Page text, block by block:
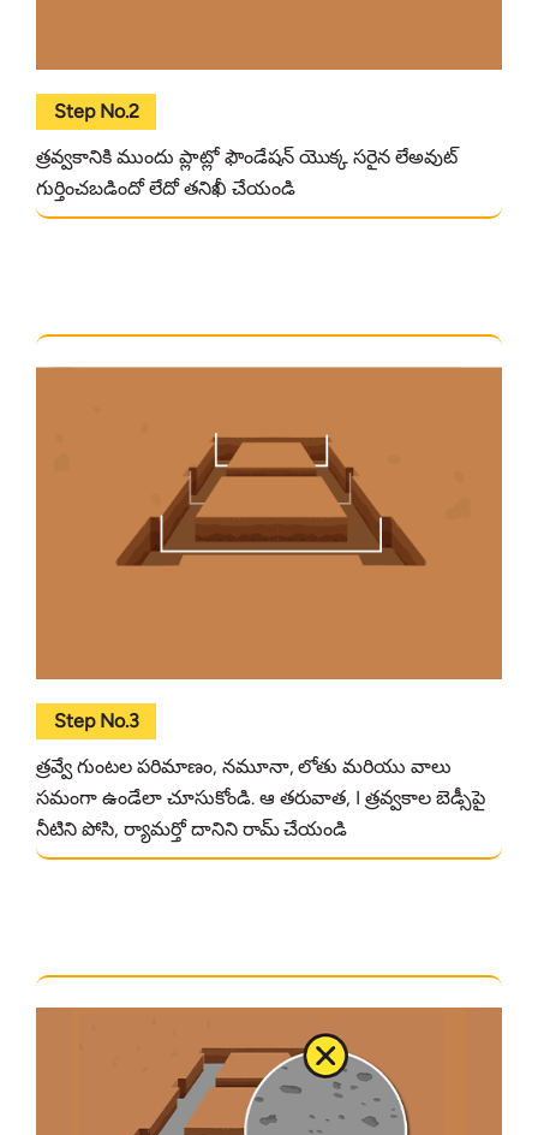
Step No.2
త్రవ్వకానికి ముందు ప్లాట్లో ఫౌండేషన్ యొక్క సరైన లేఅవుట్
గుర్తించబడిందో లేదో తనిఖీ చేయండి
Step No.3
త్రవ్వే గుంటల పరిమాణం, నమూనా, లోతు మరియు వాలు
సమంగా ఉండేలా చూసుకోండి. ఆ తరువాత, I త్రవ్వకాల బెడ్సీపై
నీటిని పోసి, ర్యామర్తో దానిని రామ్ చేయండి